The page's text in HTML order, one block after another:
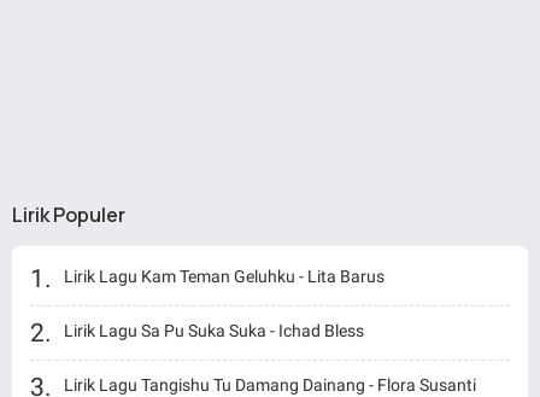
Lirik Populer
Lirik Lagu Kam Teman Geluhku - Lita Barus
Lirik Lagu Sa Pu Suka Suka - Ichad Bless
Lirik Lagu Tangishu Tu Damang Dainang - Flora Susanti